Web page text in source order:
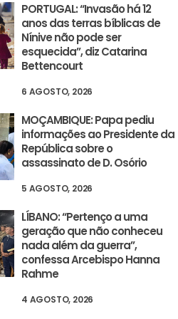
PORTUGAL: “Invasão há 12
anos das terras bíblicas de
Nínive não pode ser
esquecida”, diz Catarina
Bettencourt
6 AGOSTO, 2026
MOÇAMBIQUE: Papa pediu
informações ao Presidente da
República sobre o
assassinato de D. Osório
5 AGOSTO, 2026
LÍBANO: “Pertenço a uma
geração que não conheceu
nada além da guerra”,
confessa Arcebispo Hanna
Rahme
4 AGOSTO, 2026